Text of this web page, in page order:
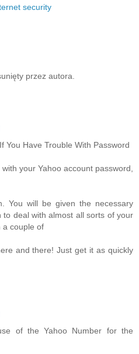
security
przez autora.
You Have Trouble With Password
your Yahoo account password,
You will be given the necessary
to deal with almost all sorts of your
a couple of
and there! Just get it as quickly
of the Yahoo Number for the